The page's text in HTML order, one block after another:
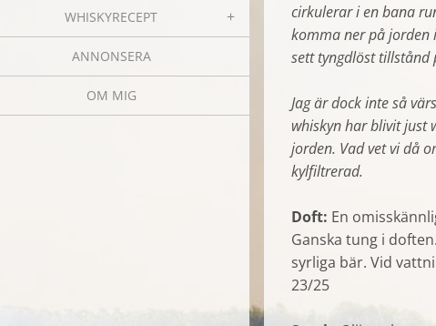
WHISKYRECEPT
ANNONSERA
OM MIG
cirkulerar i en bana
komma ner på jorden
sett tyngdlöst tillstånd
Jag är dock inte så
whiskyn har blivit just
jorden. Vad vet vi då
kylfiltrerad.
Doft: En
Ganska tung i
syrliga bär. Vid
23/25